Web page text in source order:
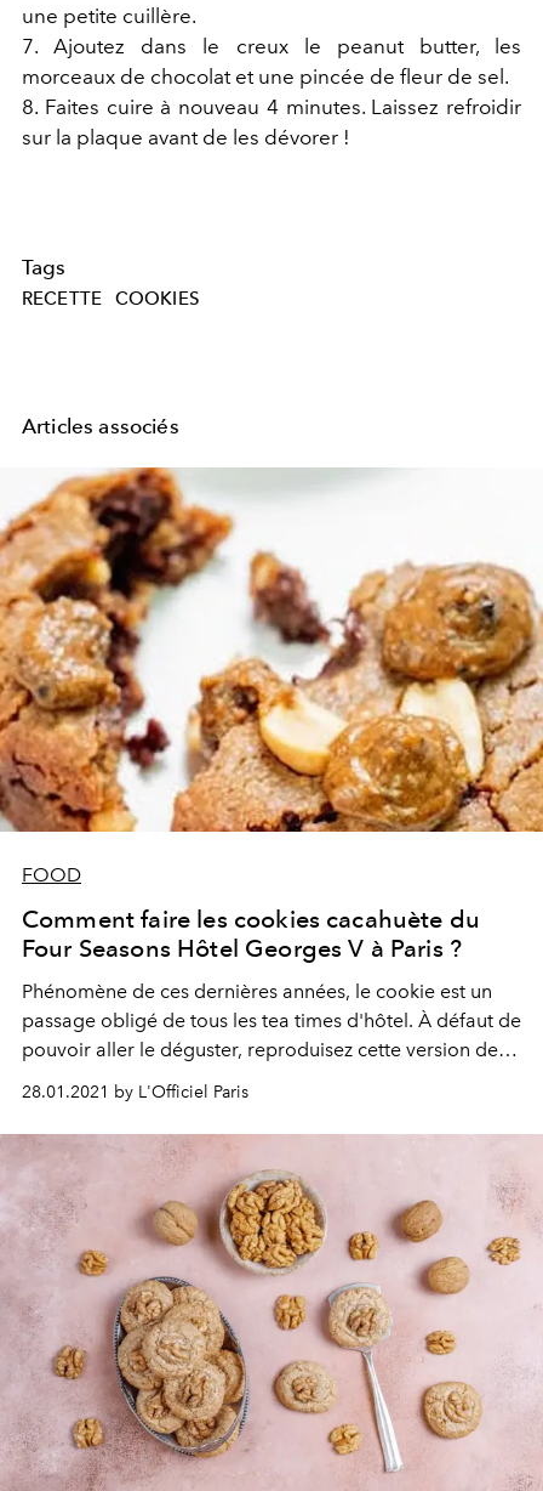
une petite cuillère.
7. Ajoutez dans le creux le peanut butter, les
morceaux de chocolat et une pincée de fleur de sel.
8. Faites cuire à nouveau 4 minutes. Laissez refroidir
sur la plaque avant de les dévorer !
Tags
RECETTE COOKIES
Articles associés
FOOD
Comment faire les cookies cacahuète du
Four Seasons Hôtel Georges V à Paris ?
Phénomène de ces dernières années, le cookie est un
passage obligé de tous les tea times d'hôtel. À défaut de
pouvoir aller le déguster, reproduisez cette version de
Paris. Un véritable bonheur.
28.01.2021 by L'Officiel Paris